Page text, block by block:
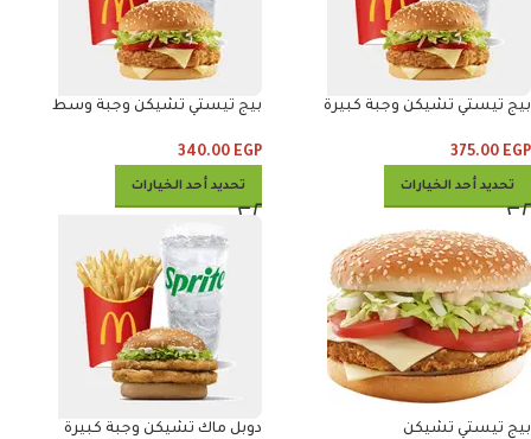
بيج تيستي تشيكن وجبة كبيرة
375.00 EGP
تحديد أحد الخيارات
بيج تيستي تشيكن وجبة وسط
340.00 EGP
تحديد أحد الخيارات
بيج تيستي تشيكن دوبل ماك تشيكن وجبة كبيرة